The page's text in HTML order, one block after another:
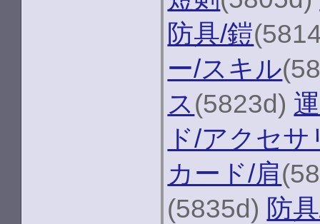
防具/鎧
ー/スキル
ス(5823d)
ド/アクセサ
カード/肩
(5835d) 防